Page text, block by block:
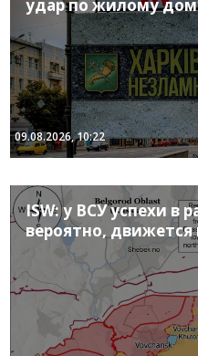
удар по жилому
09.08.2026, 10:22
ISW: у ВСУ успехи в
вероятно,